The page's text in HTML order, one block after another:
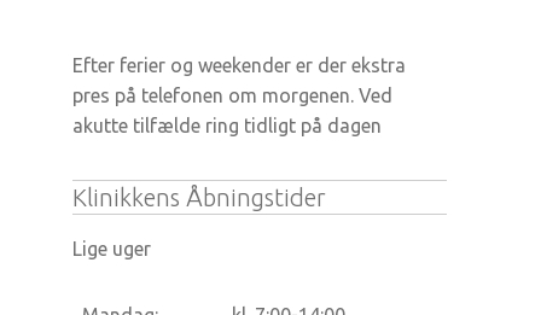
Efter ferier og weekender er der ekstra
pres på telefonen om morgenen. Ved
akutte tilfælde ring tidligt på dagen
Klinikkens Åbningstider
Lige uger